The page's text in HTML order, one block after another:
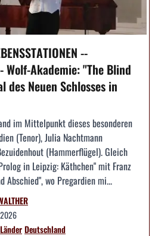
--
Akademie: "The Blind
des Neuen Schlosses in
im Mittelpunkt dieses besonderen
(Tenor), Julia Nachtmann
(Hammerflügel). Gleich
in Leipzig: Käthchen" mit Franz
Abschied", wo Pregardien mi...
LänderDeutschland